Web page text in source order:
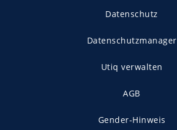
Datenschutz
Datenschutzmanager
Utiq verwalten
AGB
Gender-Hinweis